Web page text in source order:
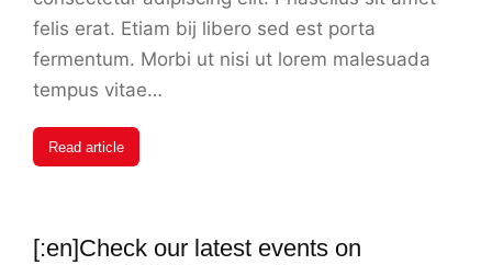
felis erat. Etiam bij libero sed est porta
fermentum. Morbi ut nisi ut lorem malesuada
tempus vitae…
Read article
[:en]Check our latest events on